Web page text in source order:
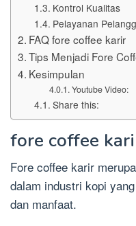
Kontrol Kualitas
Pelayanan
FAQ fore coffee karir
Tips Menjadi Fore
Kesimpulan
Youtube Video:
Share this:
fore coffee
Fore coffee karir
dalam industri kopi
dan manfaat.